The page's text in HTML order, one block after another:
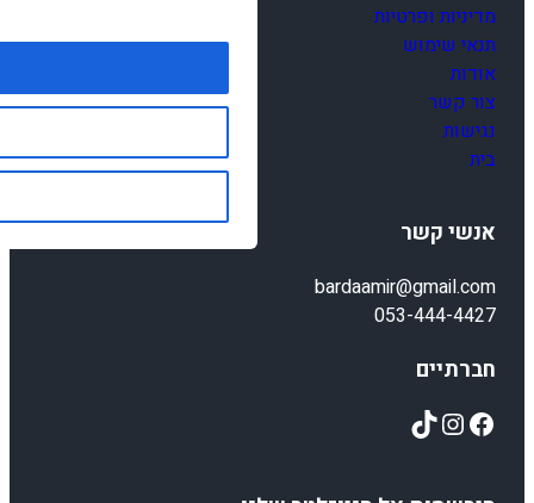
מדיניות ופרטיות
תנאי שימוש
אודות
צור קשר
נגישות
בית
אנשי קשר
bardaamir@gmail.com
053-444-4427
חברתיים
Facebook
Instagram
TikTok